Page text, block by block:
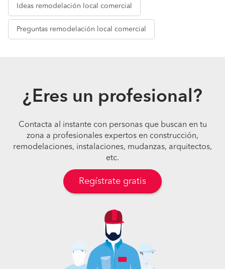
Ideas remodelación local comercial
Preguntas remodelación local comercial
¿Eres un profesional?
Contacta al instante con personas que buscan en tu
zona a profesionales expertos en construcción,
remodelaciones, instalaciones, mudanzas, arquitectos,
etc.
Regístrate gratis